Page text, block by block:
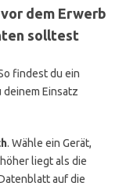
dem Erwerb
solltest
findest du ein
deinem Einsatz
. Wähle ein Gerät,
liegt als die
auf die